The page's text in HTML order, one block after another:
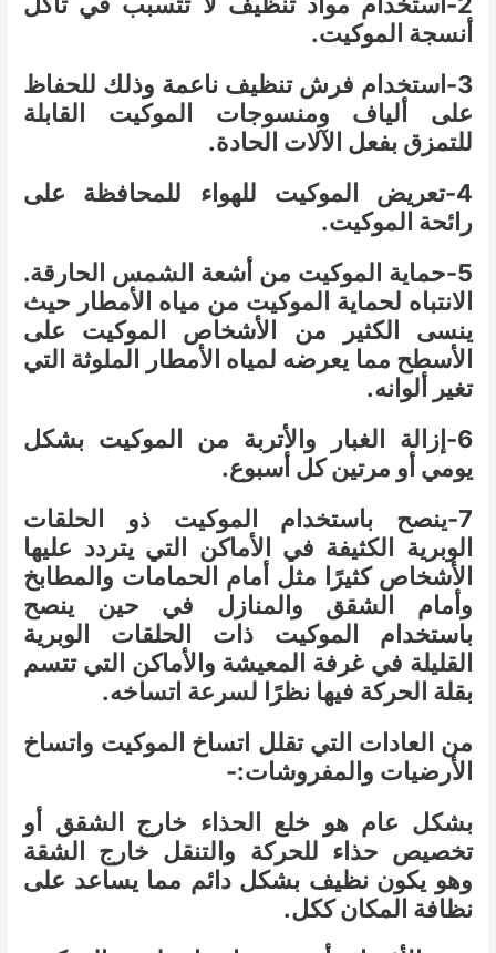
أنسجة الموكيت.
3-استخدام فرش تنظيف ناعمة وذلك للحفاظ
على ألياف ومنسوجات الموكيت القابلة
للتمزق بفعل الآلات الحادة.
4-تعريض الموكيت للهواء للمحافظة على
رائحة الموكيت.
5-حماية الموكيت من أشعة الشمس الحارقة.
الانتباه لحماية الموكيت من مياه الأمطار حيث
ينسى الكثير من الأشخاص الموكيت على
الأسطح مما يعرضه لمياه الأمطار الملوثة التي
تغير ألوانه.
6-إزالة الغبار والأتربة من الموكيت بشكل
يومي أو مرتين كل أسبوع.
7-ينصح باستخدام الموكيت ذو الحلقات
الوبرية الكثيفة في الأماكن التي يتردد عليها
الأشخاص كثيرًا مثل أمام الحمامات والمطابخ
وأمام الشقق والمنازل في حين ينصح
باستخدام الموكيت ذات الحلقات الوبرية
القليلة في غرفة المعيشة والأماكن التي تتسم
بقلة الحركة فيها نظرًا لسرعة اتساخه.
من العادات التي تقلل اتساخ الموكيت واتساخ
الأرضيات والمفروشات:-
بشكل عام هو خلع الحذاء خارج الشقق أو
تخصيص حذاء للحركة والتنقل خارج الشقة
وهو يكون نظيف بشكل دائم مما يساعد على
نظافة المكان ككل.